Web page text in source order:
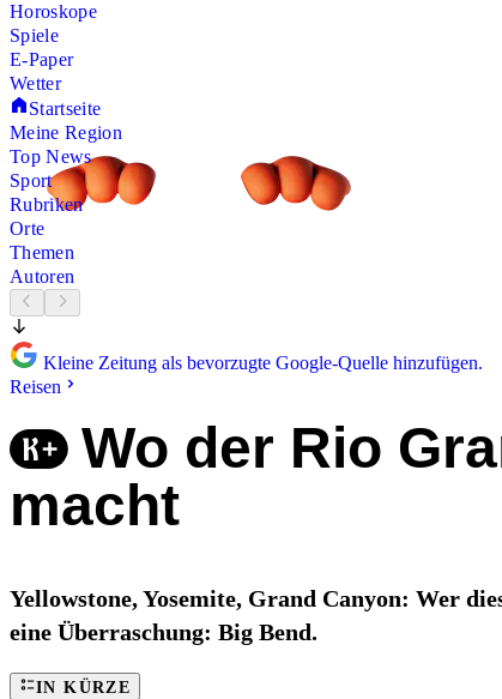
Horoskope
Spiele
E-Paper
Wetter
Startseite
Meine Region
Top News
Sport
Rubriken
Orte
Themen
Autoren
Kleine Zeitung als bevorzugte Google-Quelle hinzufügen.
Reisen
Wo der Rio
macht
Yellowstone, Yosemite, Grand Canyon: Wer
eine Überraschung: Big Bend.
IN KÜRZE